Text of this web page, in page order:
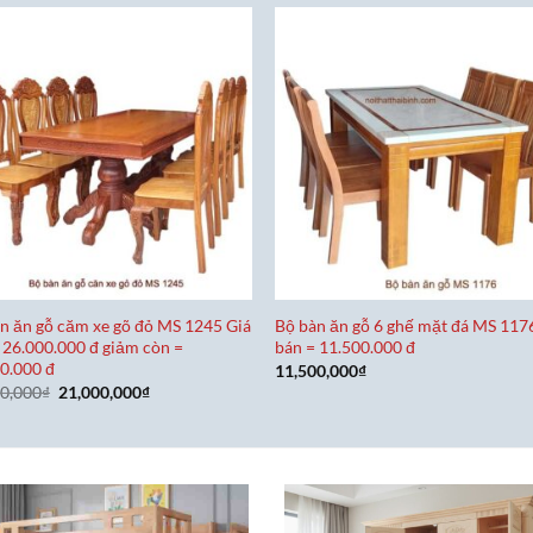
ăn gỗ căm xe gõ đỏ MS 1245 Giá
26.000.000 đ giảm còn =
đ
₫ Giá
gốc
21,000,000₫Giá
Bộ bàn ăn gỗ 6 ghế mặt đá MS
bán = 11.500.000 đ
11,500,000₫